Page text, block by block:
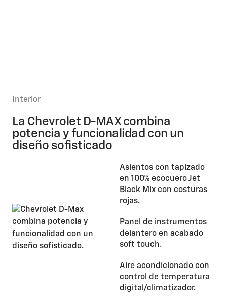
Interior
La Chevrolet D-MAX combina
potencia y funcionalidad con un
diseño sofisticado
Asientos con tapizado
en 100% ecocuero Jet
Black Mix con costuras
rojas.
Panel de instrumentos
delantero en acabado
soft touch.
Aire acondicionado con
control de temperatura
digital/climatizador.